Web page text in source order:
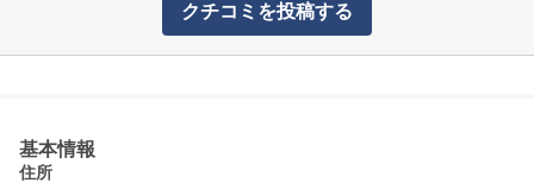
クチコミを投稿する
基本情報
住所